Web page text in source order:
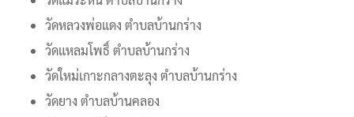
วัดหลวงพ่อแดง ตำบลบ้านกร่าง
วัดแหลมโพธิ์ ตำบลบ้านกร่าง
วัดใหม่เกาะกลางตะลุง ตำบลบ้านกร่าง
วัดยาง ตำบลบ้านคลอง